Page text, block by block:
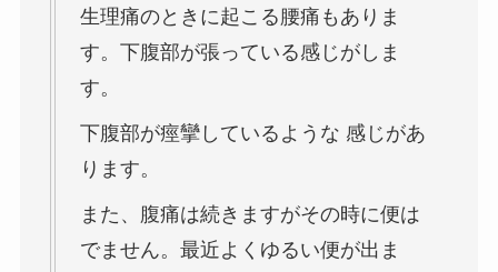
生理痛のときに起こる腰痛もありま
す。下腹部が張っている感じがしま
す。
下腹部が痙攣しているような 感じがあ
ります。
また、腹痛は続きますがその時に便は
でません。最近よくゆるい便が出ま